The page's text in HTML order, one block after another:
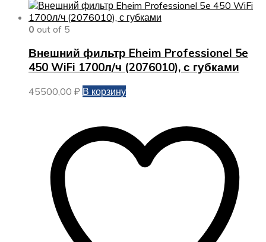
0 out of 5
Внешний фильтр Eheim Professionel 5e
450 WiFi 1700л/ч (2076010), с губками
45500,00 ₽ В корзину